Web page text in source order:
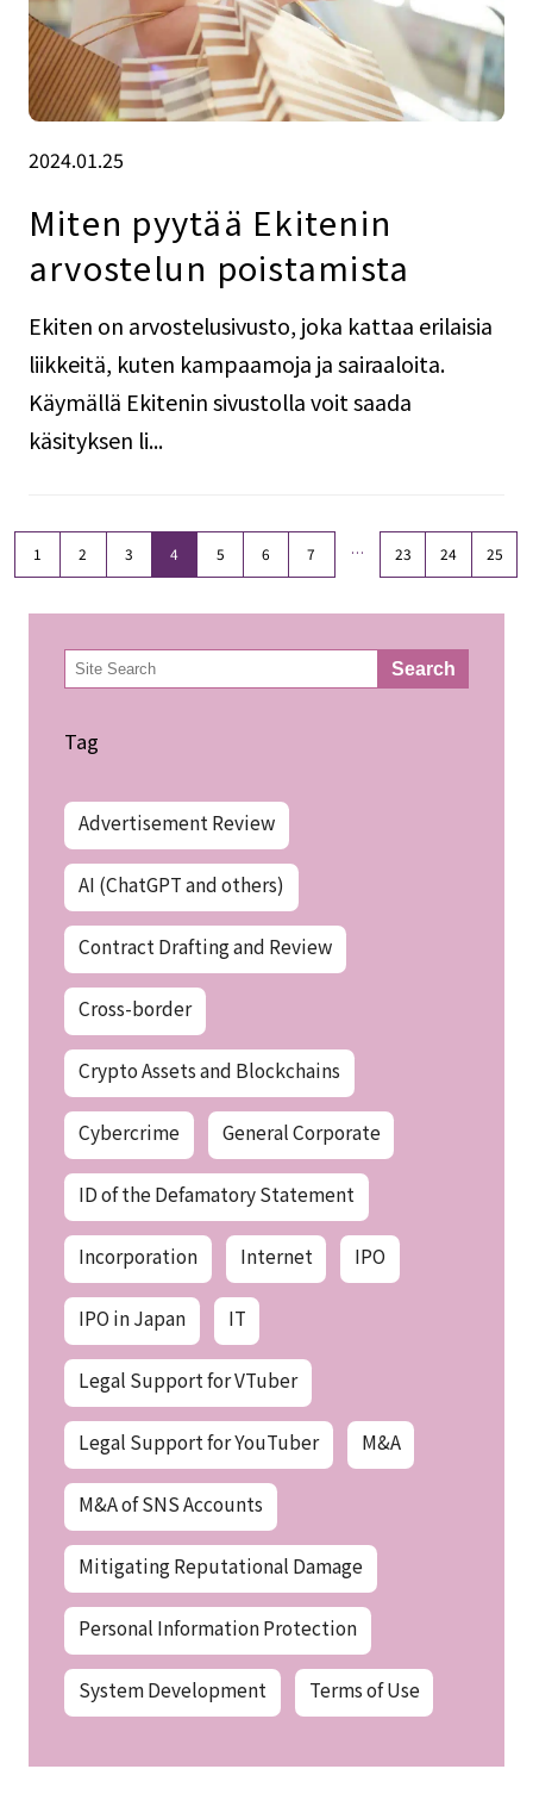
2024.01.25
Miten pyytää Ekitenin
arvostelun poistamista
Ekiten on arvostelusivusto, joka kattaa erilaisia
liikkeitä, kuten kampaamoja ja sairaaloita.
Käymällä Ekitenin sivustolla voit saada
käsityksen li...
1 2 3 4 5 6 7 … 23 24 25
検
索 Search
Tag
Advertisement Review
AI (ChatGPT and others)
Contract Drafting and Review
Cross-border
Crypto Assets and Blockchains
Cybercrime General Corporate
ID of the Defamatory Statement
Incorporation Internet IPO
IPO in Japan IT
Legal Support for VTuber
Legal Support for YouTuber M&A
M&A of SNS Accounts
Mitigating Reputational Damage
Personal Information Protection
System Development Terms of Use